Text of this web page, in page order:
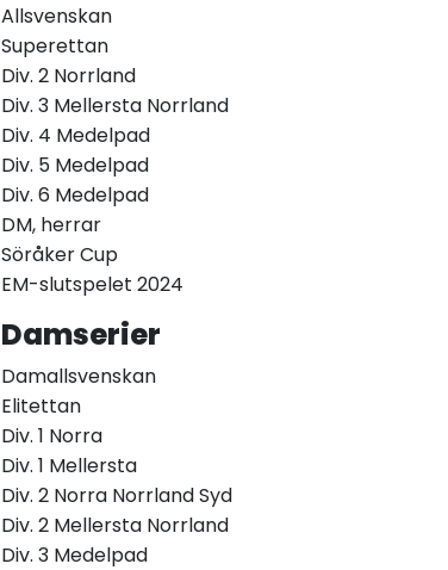
Allsvenskan
Superettan
Div. 2 Norrland
Div. 3 Mellersta Norrland
Div. 4 Medelpad
Div. 5 Medelpad
Div. 6 Medelpad
DM, herrar
Söråker Cup
EM-slutspelet 2024
Damserier
Damallsvenskan
Elitettan
Div. 1 Norra
Div. 1 Mellersta
Div. 2 Norra Norrland Syd
Div. 2 Mellersta Norrland
Div. 3 Medelpad